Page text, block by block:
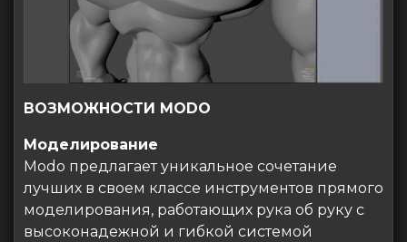
ВОЗМОЖНОСТИ MODO
Моделирование
Modo предлагает уникальное сочетание
лучших в своем классе инструментов прямого
моделирования, работающих рука об руку с
высоконадежной и гибкой системой